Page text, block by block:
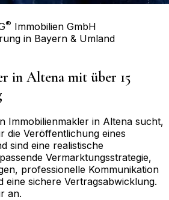
® Immobilien GmbH
in Bayern & Umland
in Altena mit über 15
Immobilienmakler in Altena sucht,
die Veröffentlichung eines
sind eine realistische
Vermarktungsstrategie,
professionelle Kommunikation
eine sichere Vertragsabwicklung.
an.